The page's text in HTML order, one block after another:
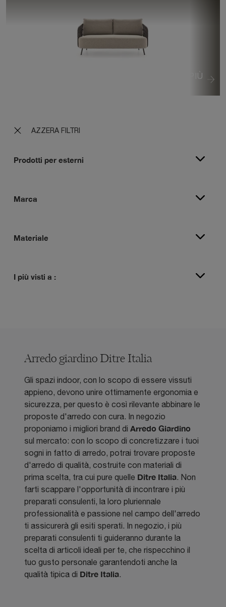
AZZERA FILTRI
Prodotti per esterni
Marca
Materiale
I più visti a :
VEDI DI PIÙ
Arredo giardino Ditre Italia
Gli spazi indoor, con lo scopo di essere vissuti
appieno, devono unire ottimamente ergonomia e
sicurezza, per questo è così rilevante abbinare le
proposte d'arredo con cura. In negozio
proponiamo i migliori brand di Arredo Giardino
sul mercato: con lo scopo di concretizzare i tuoi
sogni in fatto di arredo, potrai trovare proposte
d'arredo di qualità, costruite con materiali di
prima scelta, tra cui pure quelle Ditre Italia. Non
farti scappare l'opportunità di incontrare i più
preparati consulenti, la loro pluriennale
professionalità e passione nel campo dell'arredo
ti assicurerà gli esiti sperati. In negozio, i più
preparati consulenti ti guideranno durante la
scelta di articoli ideali per te, che rispecchino il
tuo gusto personale garantendoti anche la
qualità tipica di Ditre Italia.